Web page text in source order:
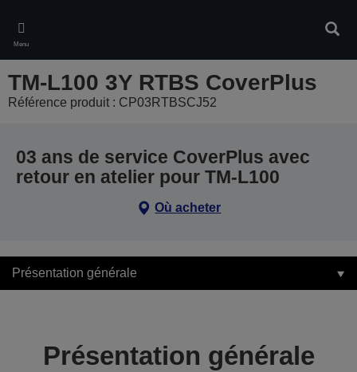
main
content
Menu
TM-L100 3Y RTBS CoverPlus
Référence produit : CP03RTBSCJ52
03 ans de service CoverPlus avec
retour en atelier pour TM-L100
Où acheter
Présentation générale
Présentation générale